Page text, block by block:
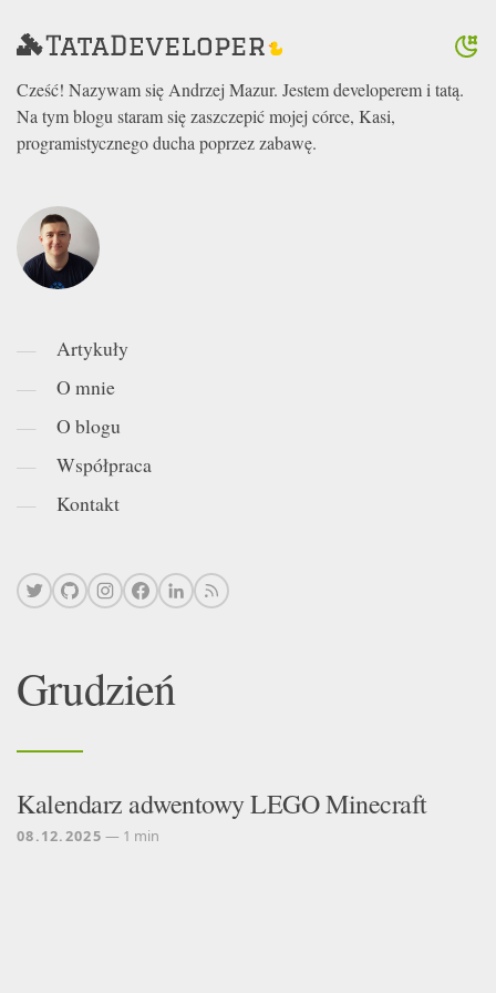
Cześć! Nazywam się Andrzej Mazur. Jestem developerem i tatą.
Na tym blogu staram się zaszczepić mojej córce, Kasi,
programistycznego ducha poprzez zabawę.
Artykuły
O mnie
O blogu
Współpraca
Kontakt
Grudzień
Kalendarz adwentowy LEGO Minecraft
08.12.2025 — 1 min